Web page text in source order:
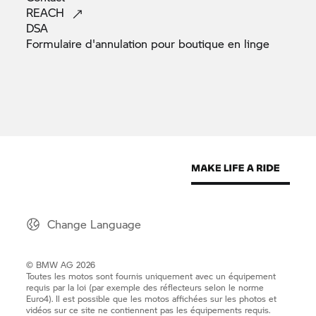
Industriestrasse 20, 8157 Dielsdorf
d'autres dispositions protectrices. Il est interdit de
Web. Certains sites Web BMW contiennent par
copyright de tiers.
© BMW (Suisse) SA, Dielsdorf, Suisse.
REACH
DSA
Formulaire d'annulation pour boutique en linge
Change Language
© BMW AG 2026
Toutes les motos sont fournis uniquement avec un équipement
requis par la loi (par exemple des réflecteurs selon le norme
Euro4). Il est possible que les motos affichées sur les photos et
vidéos sur ce site ne contiennent pas les équipements requis.